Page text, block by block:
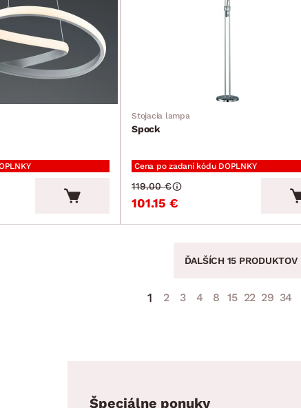
Stojacia lampa
Spock
Cena po zadaní kódu DOPLNKY
101.15 €
119.00 €
ĎALŠÍCH 15 PRODUKTOV
1 2 3 4 8 15 22 29 34
Špeciálne ponuky